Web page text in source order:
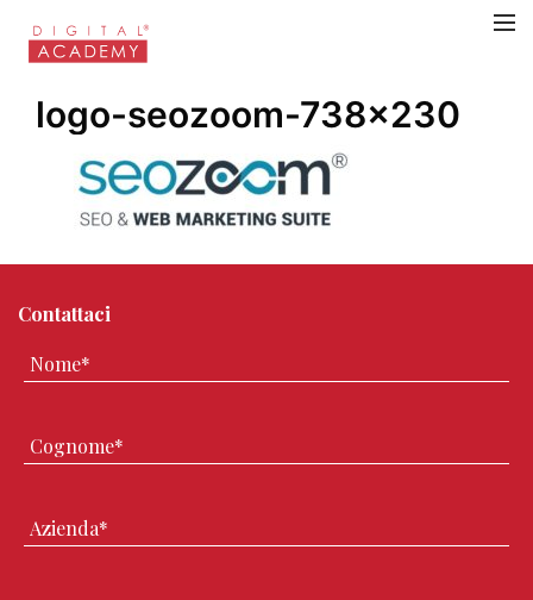
logo-seozoom-738×230
Contattaci